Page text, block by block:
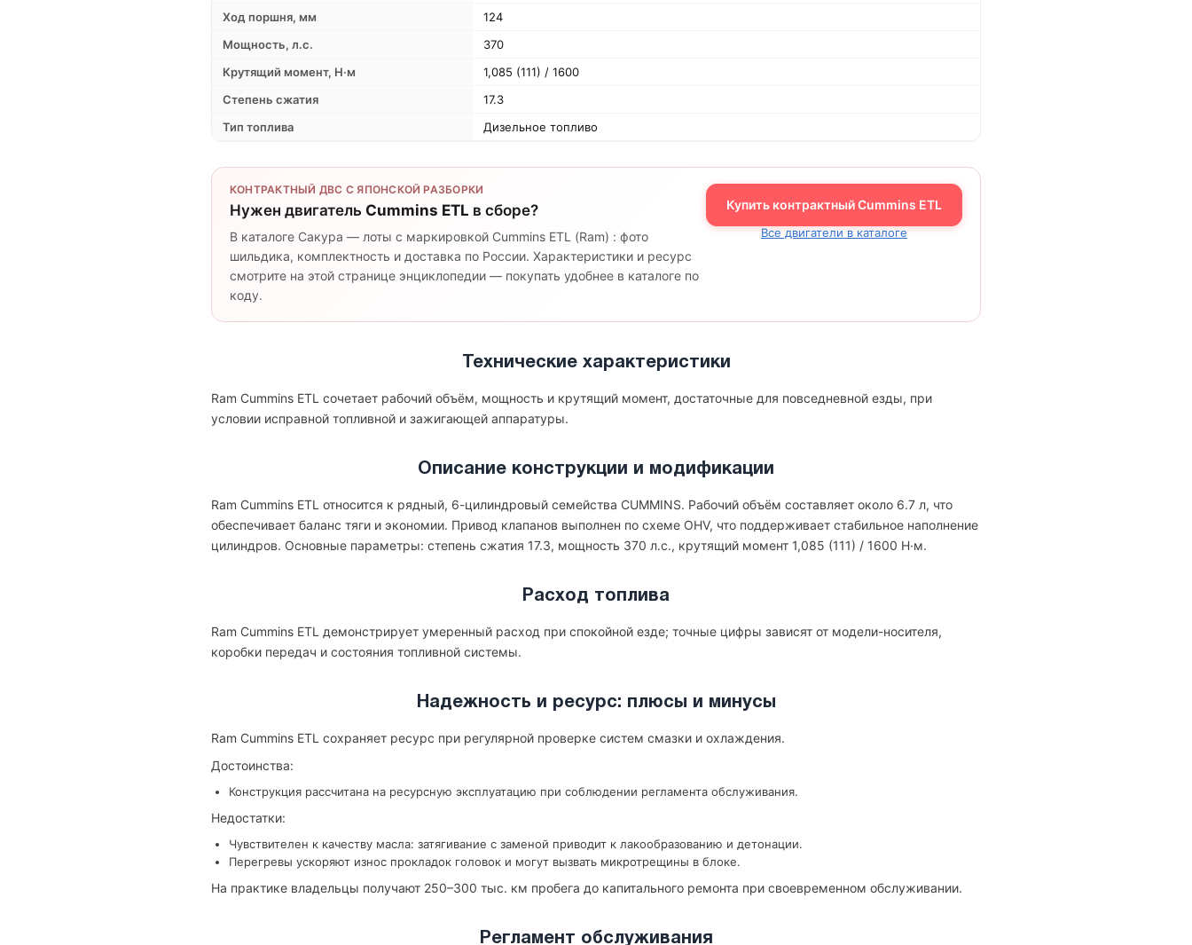
Ход поршня, мм
124
Мощность, л.с.
370
Крутящий момент, Н·м
1,085 (111) / 1600
Степень сжатия
17.3
Тип топлива
Дизельное топливо
КОНТРАКТНЫЙ ДВС С ЯПОНСКОЙ РАЗБОРКИ
Нужен двигатель Cummins ETL в сборе?
В каталоге Сакура — лоты с маркировкой Cummins ETL (Ram) : фото
шильдика, комплектность и доставка по России. Характеристики и ресурс
смотрите на этой странице энциклопедии — покупать удобнее в каталоге по
коду.
Купить контрактный Cummins ETL
Все двигатели в каталоге
Технические характеристики
Ram Cummins ETL сочетает рабочий объём, мощность и крутящий момент, достаточные для повседневной езды, при
условии исправной топливной и зажигающей аппаратуры.
Описание конструкции и модификации
Ram Cummins ETL относится к рядный, 6-цилиндровый семейства CUMMINS. Рабочий объём составляет около 6.7 л, что
обеспечивает баланс тяги и экономии. Привод клапанов выполнен по схеме OHV, что поддерживает стабильное наполнение
цилиндров. Основные параметры: степень сжатия 17.3, мощность 370 л.с., крутящий момент 1,085 (111) / 1600 Н·м.
Расход топлива
Ram Cummins ETL демонстрирует умеренный расход при спокойной езде; точные цифры зависят от модели-носителя,
коробки передач и состояния топливной системы.
Надежность и ресурс: плюсы и минусы
Ram Cummins ETL сохраняет ресурс при регулярной проверке систем смазки и охлаждения.
Достоинства:
Конструкция рассчитана на ресурсную эксплуатацию при соблюдении регламента обслуживания.
Недостатки:
Чувствителен к качеству масла: затягивание с заменой приводит к лакообразованию и детонации.
Перегревы ускоряют износ прокладок головок и могут вызвать микротрещины в блоке.
На практике владельцы получают 250–300 тыс. км пробега до капитального ремонта при своевременном обслуживании.
Регламент обслуживания